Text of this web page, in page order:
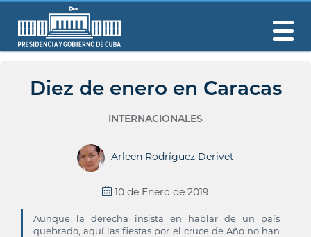
Diez de enero en Caracas
INTERNACIONALES
Arleen Rodríguez Derivet
10 de Enero de 2019
Aunque la derecha insista en hablar de un país
quebrado, aquí las fiestas por el cruce de Año no han